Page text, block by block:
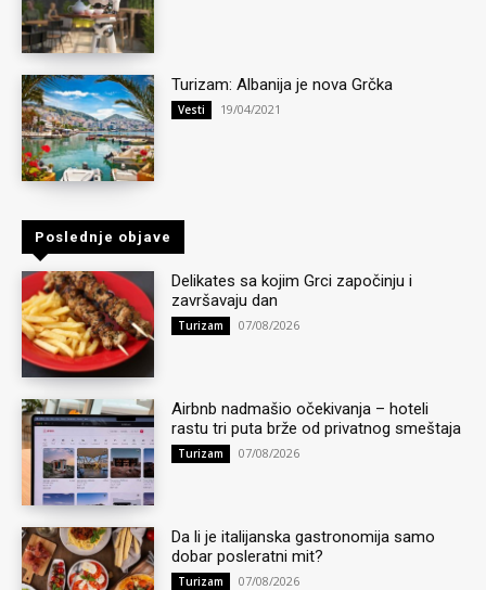
Turizam: Albanija je nova Grčka
Vesti 19/04/2021
Poslednje objave
Delikates sa kojim Grci započinju i
završavaju dan
Turizam 07/08/2026
Airbnb nadmašio očekivanja – hoteli
rastu tri puta brže od privatnog smeštaja
Turizam 07/08/2026
Da li je italijanska gastronomija samo
dobar posleratni mit?
Turizam 07/08/2026